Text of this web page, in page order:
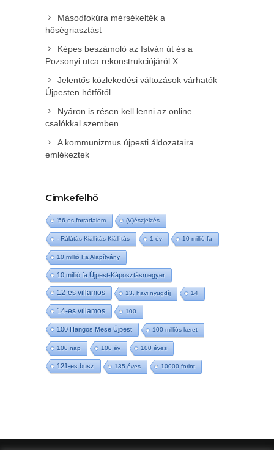
Másodfokúra mérsékelték a
hőségriasztást
Képes beszámoló az István út és a
Pozsonyi utca rekonstrukciójáról X.
Jelentős közlekedési változások várhatók
Újpesten hétfőtől
Nyáron is résen kell lenni az online
csalókkal szemben
A kommunizmus újpesti áldozataira
emlékeztek
Címkefelhő
'56-os forradalom (V)észjelzés
- Rálátás Kiállítás Kiállítás 1 év 10 millió fa
10 millió Fa Alapítvány
10 millió fa Újpest-Káposztásmegyer
12-es villamos 13. havi nyugdíj 14
14-es villamos 100
100 Hangos Mese Újpest 100 milliós keret
100 nap 100 év 100 éves
121-es busz 135 éves 10000 forint